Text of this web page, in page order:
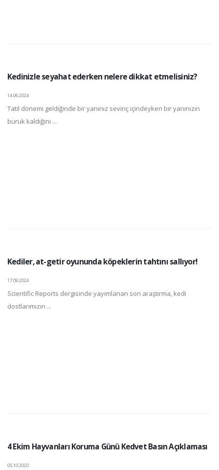
Kedinizle seyahat ederken nelere dikkat etmelisiniz?
14.06.2024
Tatil dönemi geldiğinde bir yanınız sevinç içindeyken bir yanınızın
buruk kaldığını ...
Kediler, at-getir oyununda köpeklerin tahtını sallıyor!
17.09.2024
Scientific Reports dergisinde yayımlanan son araştırma, kedi
dostlarımızın ...
4 Ekim Hayvanları Koruma Günü Kedvet Basın Açıklaması
05.10.2020